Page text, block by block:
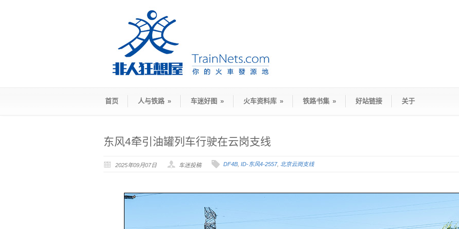
首页 人与铁路 » 车迷好图 » 火车资料库 » 铁路书集 » 好站链接 关于
东风4牵引油罐列车行驶在云岗支线
2025年09月07日 车迷投稿 DF4B ID-东风4-2557, 北京云岗支线